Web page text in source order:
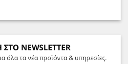
NEWSLETTER
όλα τα νέα προϊόντα & υπηρεσίες.